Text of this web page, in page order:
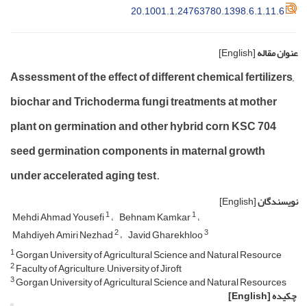
20.1001.1.24763780.1398.6.1.11.6
عنوان مقاله[English]
Assessment of the effect of different chemical fertilizers,
biochar and Trichoderma fungi treatments at mother
plant on germination and other hybrid corn KSC 704
seed germination components in maternal growth
under accelerated aging test.
نویسندگان[English]
Mehdi Ahmad Yousefi1 Behnam Kamkar1
Mahdiyeh Amiri Nezhad2 Javid Gharekhloo3
1Gorgan University of Agricultural Science and Natural Resource
2Faculty of Agriculture, University of Jiroft
3Gorgan University of Agricultural Science and Natural Resources
چکیده[English]